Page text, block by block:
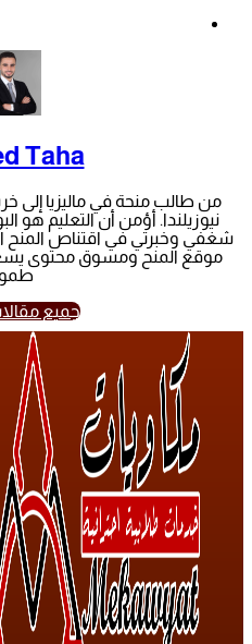
Taha
من طالب منحة في ماليزيا إلى
نيوزيلندا. أؤمن أن التعليم هو
شغفي وخبرتي في اقتناص المنح
موقع المنح ومسوق محتوى يسعى
جميع